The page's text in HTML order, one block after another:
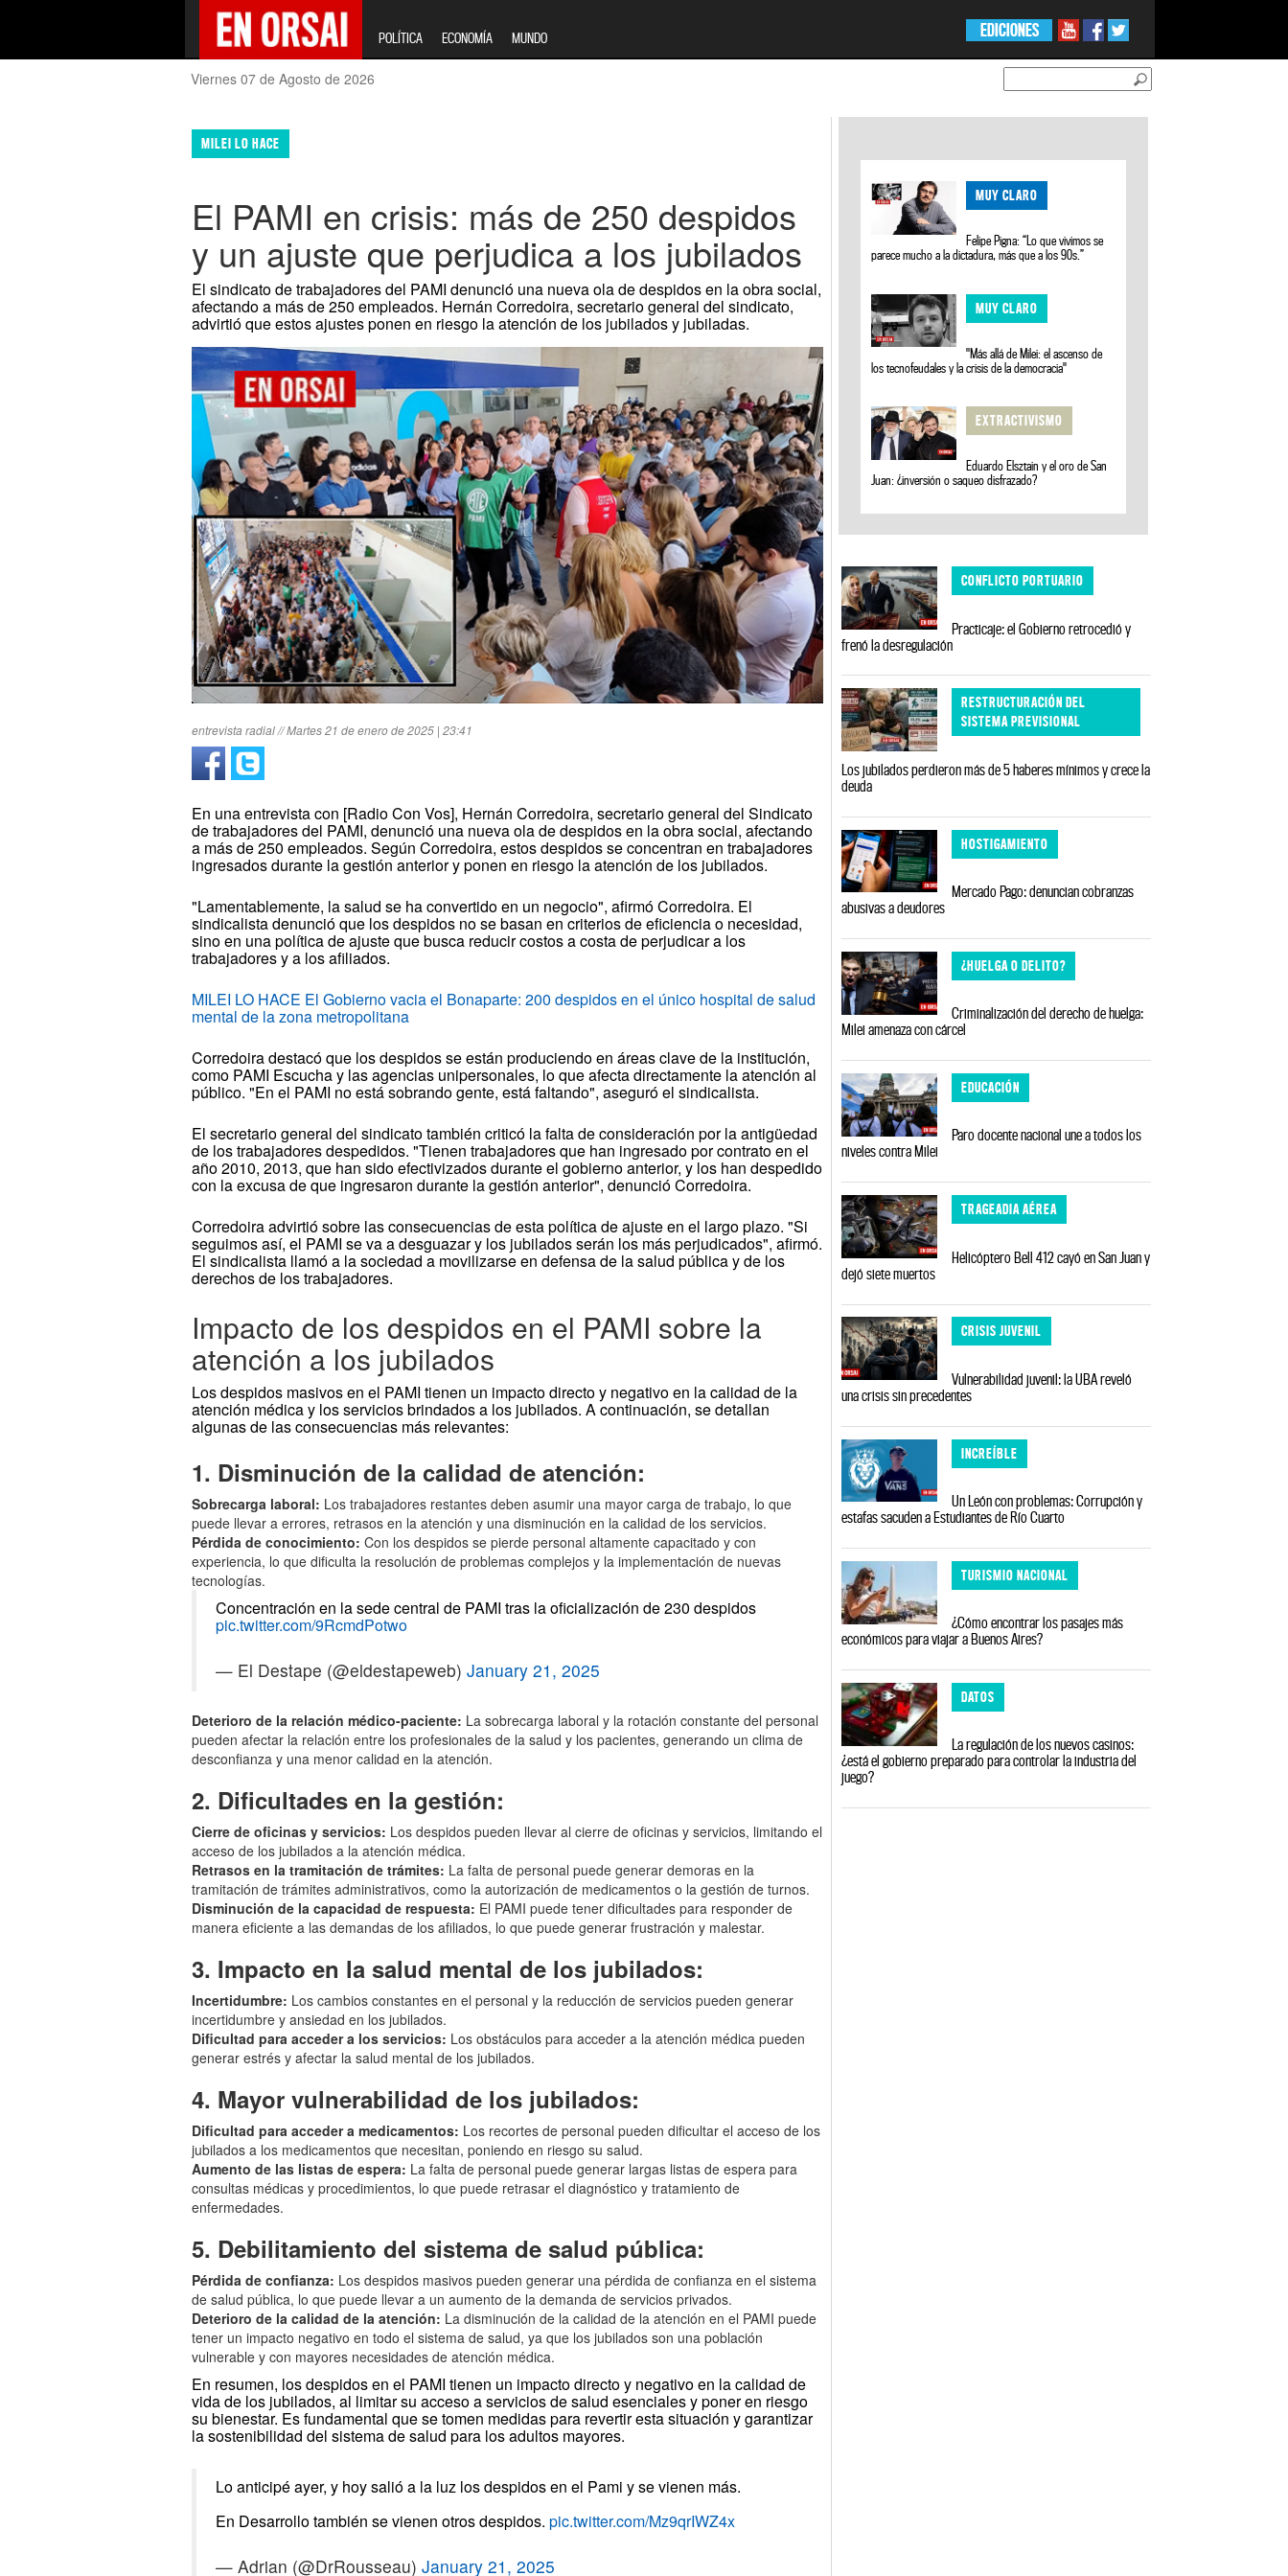
POLÍTICA ECONOMÍA MUNDO EDICIONES
Viernes 07 de Agosto de 2026
MILEI LO HACE
El PAMI en crisis: más de 250 despidos
y un ajuste que perjudica a los jubilados
El sindicato de trabajadores del PAMI denunció una nueva ola de despidos en la obra social,
afectando a más de 250 empleados. Hernán Corredoira, secretario general del sindicato,
advirtió que estos ajustes ponen en riesgo la atención de los jubilados y jubiladas.
entrevista radial // Martes 21 de enero de 2025 | 23:41
En una entrevista con [Radio Con Vos], Hernán Corredoira, secretario general del Sindicato
de trabajadores del PAMI, denunció una nueva ola de despidos en la obra social, afectando
a más de 250 empleados. Según Corredoira, estos despidos se concentran en trabajadores
ingresados durante la gestión anterior y ponen en riesgo la atención de los jubilados.
"Lamentablemente, la salud se ha convertido en un negocio", afirmó Corredoira. El
sindicalista denunció que los despidos no se basan en criterios de eficiencia o necesidad,
sino en una política de ajuste que busca reducir costos a costa de perjudicar a los
trabajadores y a los afiliados.
MILEI LO HACE El Gobierno vacia el Bonaparte: 200 despidos en el único hospital de salud
mental de la zona metropolitana
Corredoira destacó que los despidos se están produciendo en áreas clave de la institución,
como PAMI Escucha y las agencias unipersonales, lo que afecta directamente la atención al
público. "En el PAMI no está sobrando gente, está faltando", aseguró el sindicalista.
El secretario general del sindicato también criticó la falta de consideración por la antigüedad
de los trabajadores despedidos. "Tienen trabajadores que han ingresado por contrato en el
año 2010, 2013, que han sido efectivizados durante el gobierno anterior, y los han despedido
con la excusa de que ingresaron durante la gestión anterior", denunció Corredoira.
Corredoira advirtió sobre las consecuencias de esta política de ajuste en el largo plazo. "Si
seguimos así, el PAMI se va a desguazar y los jubilados serán los más perjudicados", afirmó.
El sindicalista llamó a la sociedad a movilizarse en defensa de la salud pública y de los
derechos de los trabajadores.
Impacto de los despidos en el PAMI sobre la
atención a los jubilados
Los despidos masivos en el PAMI tienen un impacto directo y negativo en la calidad de la
atención médica y los servicios brindados a los jubilados. A continuación, se detallan
algunas de las consecuencias más relevantes:
1. Disminución de la calidad de atención:
Sobrecarga laboral: Los trabajadores restantes deben asumir una mayor carga de trabajo, lo que
puede llevar a errores, retrasos en la atención y una disminución en la calidad de los servicios.
Pérdida de conocimiento: Con los despidos se pierde personal altamente capacitado y con
experiencia, lo que dificulta la resolución de problemas complejos y la implementación de nuevas
tecnologías.
Concentración en la sede central de PAMI tras la oficialización de 230 despidos
pic.twitter.com/9RcmdPotwo
— El Destape (@eldestapeweb)January 21, 2025
Deterioro de la relación médico-paciente: La sobrecarga laboral y la rotación constante del personal
pueden afectar la relación entre los profesionales de la salud y los pacientes, generando un clima de
desconfianza y una menor calidad en la atención.
2. Dificultades en la gestión:
Cierre de oficinas y servicios: Los despidos pueden llevar al cierre de oficinas y servicios, limitando el
acceso de los jubilados a la atención médica.
Retrasos en la tramitación de trámites: La falta de personal puede generar demoras en la
tramitación de trámites administrativos, como la autorización de medicamentos o la gestión de turnos.
Disminución de la capacidad de respuesta: El PAMI puede tener dificultades para responder de
manera eficiente a las demandas de los afiliados, lo que puede generar frustración y malestar.
3. Impacto en la salud mental de los jubilados:
Incertidumbre: Los cambios constantes en el personal y la reducción de servicios pueden generar
incertidumbre y ansiedad en los jubilados.
Dificultad para acceder a los servicios: Los obstáculos para acceder a la atención médica pueden
generar estrés y afectar la salud mental de los jubilados.
4. Mayor vulnerabilidad de los jubilados:
Dificultad para acceder a medicamentos: Los recortes de personal pueden dificultar el acceso de los
jubilados a los medicamentos que necesitan, poniendo en riesgo su salud.
Aumento de las listas de espera: La falta de personal puede generar largas listas de espera para
consultas médicas y procedimientos, lo que puede retrasar el diagnóstico y tratamiento de
enfermedades.
5. Debilitamiento del sistema de salud pública:
Pérdida de confianza: Los despidos masivos pueden generar una pérdida de confianza en el sistema
de salud pública, lo que puede llevar a un aumento de la demanda de servicios privados.
Deterioro de la calidad de la atención: La disminución de la calidad de la atención en el PAMI puede
tener un impacto negativo en todo el sistema de salud, ya que los jubilados son una población
vulnerable y con mayores necesidades de atención médica.
En resumen, los despidos en el PAMI tienen un impacto directo y negativo en la calidad de
vida de los jubilados, al limitar su acceso a servicios de salud esenciales y poner en riesgo
su bienestar. Es fundamental que se tomen medidas para revertir esta situación y garantizar
la sostenibilidad del sistema de salud para los adultos mayores.
Lo anticipé ayer, y hoy salió a la luz los despidos en el Pami y se vienen más.
En Desarrollo también se vienen otros despidos.pic.twitter.com/Mz9qrIWZ4x
— Adrian (@DrRousseau)January 21, 2025
MUY CLARO
Felipe Pigna: “Lo que vivimos se
parece mucho a la dictadura, más que a los 90s.”
MUY CLARO
"Más allá de Milei: el ascenso de
los tecnofeudales y la crisis de la democracia"
EXTRACTIVISMO
Eduardo Elsztain y el oro de San
Juan: ¿inversión o saqueo disfrazado?
CONFLICTO PORTUARIO
Practicaje: el Gobierno retrocedió y
frenó la desregulación
RESTRUCTURACIÓN DEL
SISTEMA PREVISIONAL
Los jubilados perdieron más de 5 haberes mínimos y crece la
deuda
HOSTIGAMIENTO
Mercado Pago: denuncian cobranzas
abusivas a deudores
¿HUELGA O DELITO?
Criminalización del derecho de huelga:
Milei amenaza con cárcel
EDUCACIÓN
Paro docente nacional une a todos los
niveles contra Milei
TRAGEADIA AÉREA
Helicóptero Bell 412 cayó en San Juan y
dejó siete muertos
CRISIS JUVENIL
Vulnerabilidad juvenil: la UBA reveló
una crisis sin precedentes
INCREÍBLE
Un León con problemas: Corrupción y
estafas sacuden a Estudiantes de Río Cuarto
TURISMIO NACIONAL
¿Cómo encontrar los pasajes más
económicos para viajar a Buenos Aires?
DATOS
La regulación de los nuevos casinos:
¿está el gobierno preparado para controlar la industria del
juego?